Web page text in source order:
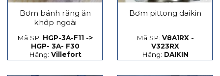
Bơm bánh răng ăn
khớp ngoài
Mã SP: HGP-3A-F11 ->
HGP- 3A- F30
Hãng: Villefort
Bơm pittong daikin
Mã SP: V8A1RX -
V323RX
Hãng: DAIKIN